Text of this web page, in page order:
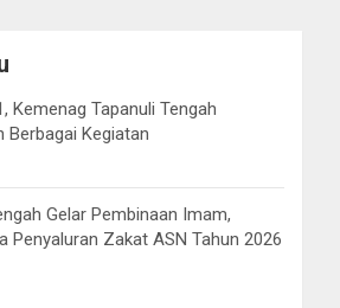
Kemenag Tapanuli Tengah
Berbagai Kegiatan
Gelar Pembinaan Imam,
Penyaluran Zakat ASN Tahun 2026